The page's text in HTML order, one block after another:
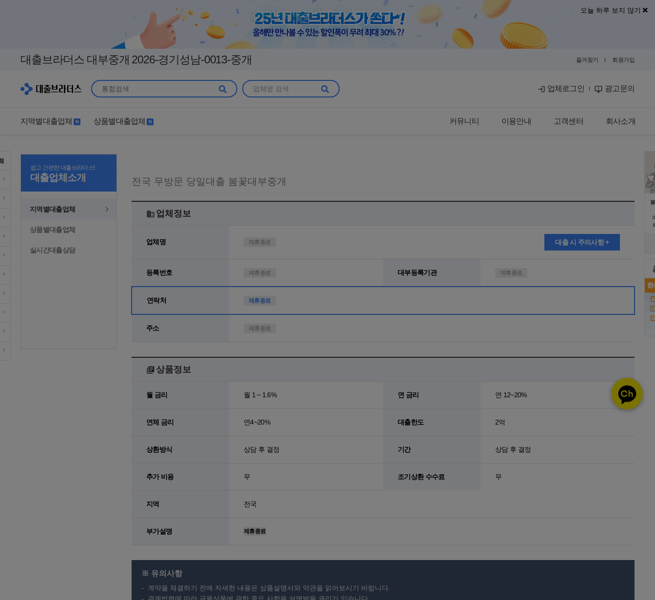
오늘 하루 보지 않기
대출브라더스 대부중개 2026-경기성남-0013-중개 즐겨찾기 회원가입
업체로그인 광고문의
지역별대출업체 N 상품별대출업체 N 커뮤니티 이용안내 고객센터 회사소개
서울 경기
부산
직장인
개인돈
더보기+
쉽고 간편한 대출브라더스!
대출업체소개
지역별대출업체
상품별대출업체
실시간대출상담
전국 무방문 당일대출 봄꽃대부중개
업체정보
업체명 제휴종료 대출 시 주의사항 +
등록번호 제휴종료 대부등록기관 제휴종료
연락처 제휴종료
주소 제휴종료
상품정보
월 금리 월 1 ~ 1.6% 연 금리 연 12~20%
연체 금리 연4~20% 대출한도 2억
상환방식 상담 후 결정 기간 상담 후 결정
추가 비용 무 조기상환 수수료 무
지역 전국
부가설명 제휴종료
※ 유의사항
계약을 체결하기 전에 자세한 내용은 상품설명서와 약관을 읽어보시기 바랍니다.